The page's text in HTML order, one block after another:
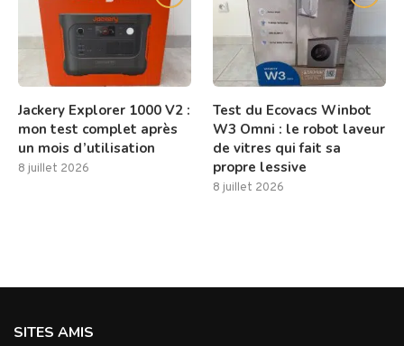
Jackery Explorer 1000 V2 :
mon test complet après
un mois d’utilisation
8 juillet 2026
Test du Ecovacs Winbot
W3 Omni : le robot laveur
de vitres qui fait sa
propre lessive
8 juillet 2026
SITES AMIS